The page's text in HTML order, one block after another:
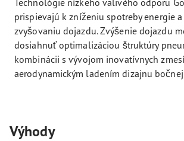
prispievajú k zníženiu spotreby energie a
zvyšovaniu dojazdu. Zvýšenie dojazdu
dosiahnuť optimalizáciou štruktúry
kombinácii s vývojom inovatívnych
aerodynamickým ladením dizajnu bočnej
Výhody